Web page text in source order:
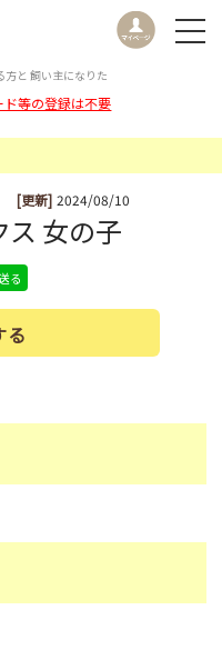
方と 飼い主になりた
等の登録は不要
[更新] 2024/08/10
女の子
る
る